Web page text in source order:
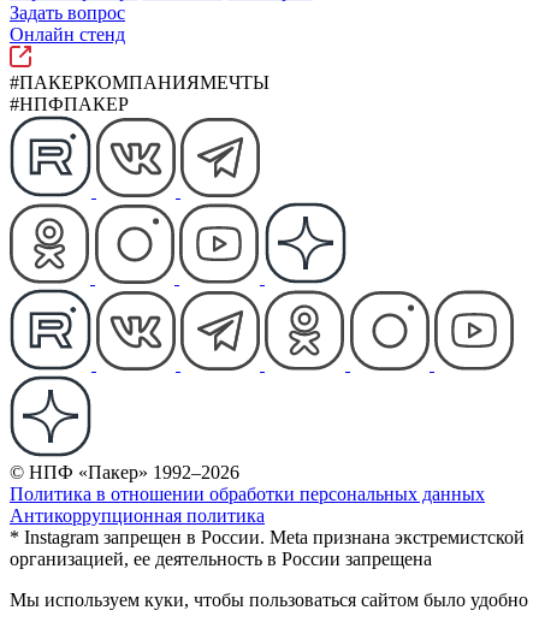
Задать вопрос
Онлайн стенд
#ПАКЕРКОМПАНИЯМЕЧТЫ
#НПФПАКЕР
© НПФ «Пакер» 1992–2026
Политика в отношении обработки персональных данных
Антикоррупционная политика
* Instagram запрещен в России. Meta признана экстремистской
организацией, ее деятельность в России запрещена
Мы используем куки, чтобы пользоваться сайтом было удобно